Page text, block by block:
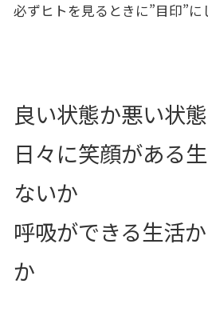
必ずヒトを見るときに”目印”に
良い状態か悪い状
日々に笑顔がある
ないか
呼吸ができる生活
か